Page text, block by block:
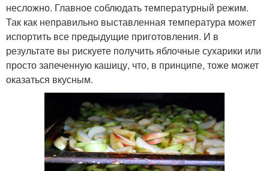
несложно. Главное соблюдать температурный режим.
Так как неправильно выставленная температура может
испортить все предыдущие приготовления. И в
результате вы рискуете получить яблочные сухарики или
просто запеченную кашицу, что, в принципе, тоже может
оказаться вкусным.